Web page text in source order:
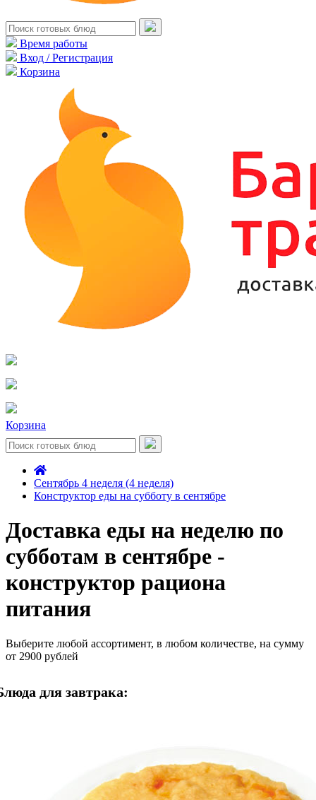
Время работы
Вход / Регистрация
Корзина
Корзина
Сентябрь 4 неделя (4 неделя)
Конструктор еды на субботу в сентябре
Доставка еды на неделю по
субботам в сентябре -
конструктор рациона
питания
Выберите любой ассортимент, в любом количестве, на сумму
от 2900 рублей
для завтрака: